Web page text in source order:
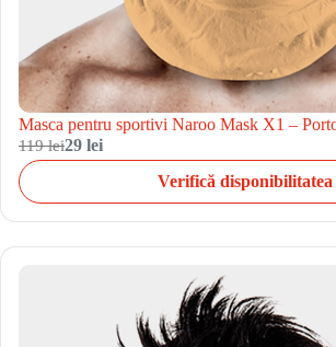
Masca pentru sportivi Naroo Mask X1 –
119 lei29 lei
Verifică disponibilitatea